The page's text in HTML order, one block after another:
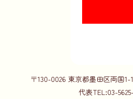
〒130-0026 東京都墨田区両国1-
代表TEL:03-